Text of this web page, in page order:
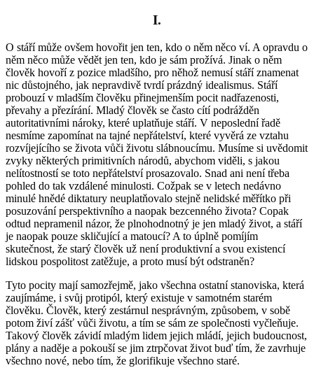
I.
O stáří může ovšem hovořit jen ten, kdo o něm něco ví. A opravdu o
něm něco může vědět jen ten, kdo je sám prožívá. Jinak o něm
člověk hovoří z pozice mladšího, pro něhož nemusí stáří znamenat
nic důstojného, jak nepravdivě tvrdí prázdný idealismus. Stáří
probouzí v mladším člověku přinejmenším pocit nadřazenosti,
převahy a přezírání. Mladý člověk se často cítí podrážděn
autoritativními nároky, které uplatňuje stáří. V neposlední řadě
nesmíme zapomínat na tajné nepřátelství, které vyvěrá ze vztahu
rozvíjejícího se života vůči životu slábnoucímu. Musíme si uvědomit
zvyky některých primitivních národů, abychom viděli, s jakou
nelítostností se toto nepřátelství prosazovalo. Snad ani není třeba
pohled do tak vzdálené minulosti. Cožpak se v letech nedávno
minulé hnědé diktatury neuplatňovalo stejně nelidské měřítko při
posuzování perspektivního a naopak bezcenného života? Copak
odtud nepramenil názor, že plnohodnotný je jen mladý život, a stáří
je naopak pouze skličující a matoucí? A to úplně pomíjím
skutečnost, že starý člověk už není produktivní a svou existencí
lidskou pospolitost zatěžuje, a proto musí být odstraněn?
Tyto pocity mají samozřejmě, jako všechna ostatní stanoviska, která
zaujímáme, i svůj protipól, který existuje v samotném starém
člověku. Člověk, který zestárnul nesprávným, způsobem, v sobě
potom živí zášť vůči životu, a tím se sám ze společnosti vyčleňuje.
Takový člověk závidí mladým lidem jejich mládí, jejich budoucnost,
plány a naděje a pokouší se jim ztrpčovat život buď tím, že zavrhuje
všechno nové, nebo tím, že glorifikuje všechno staré.